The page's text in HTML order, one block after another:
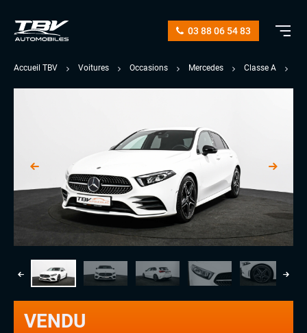
03 88 06 54 83
Accueil TBV Voitures Occasions Mercedes Classe A
VENDU